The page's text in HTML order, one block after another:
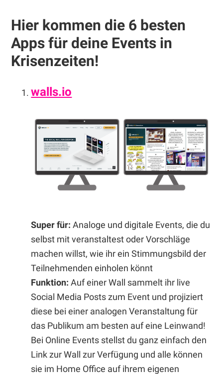
Hier kommen die 6 besten
Apps für deine Events in
Krisenzeiten!
walls.io
Super für: Analoge und digitale Events, die du
selbst mit veranstaltest oder Vorschläge
machen willst, wie ihr ein Stimmungsbild der
Teilnehmenden einholen könnt
Funktion: Auf einer Wall sammelt ihr live
Social Media Posts zum Event und projiziert
diese bei einer analogen Veranstaltung für
das Publikum am besten auf eine Leinwand!
Bei Online Events stellst du ganz einfach den
Link zur Wall zur Verfügung und alle können
sie im Home Office auf ihrem eigenen